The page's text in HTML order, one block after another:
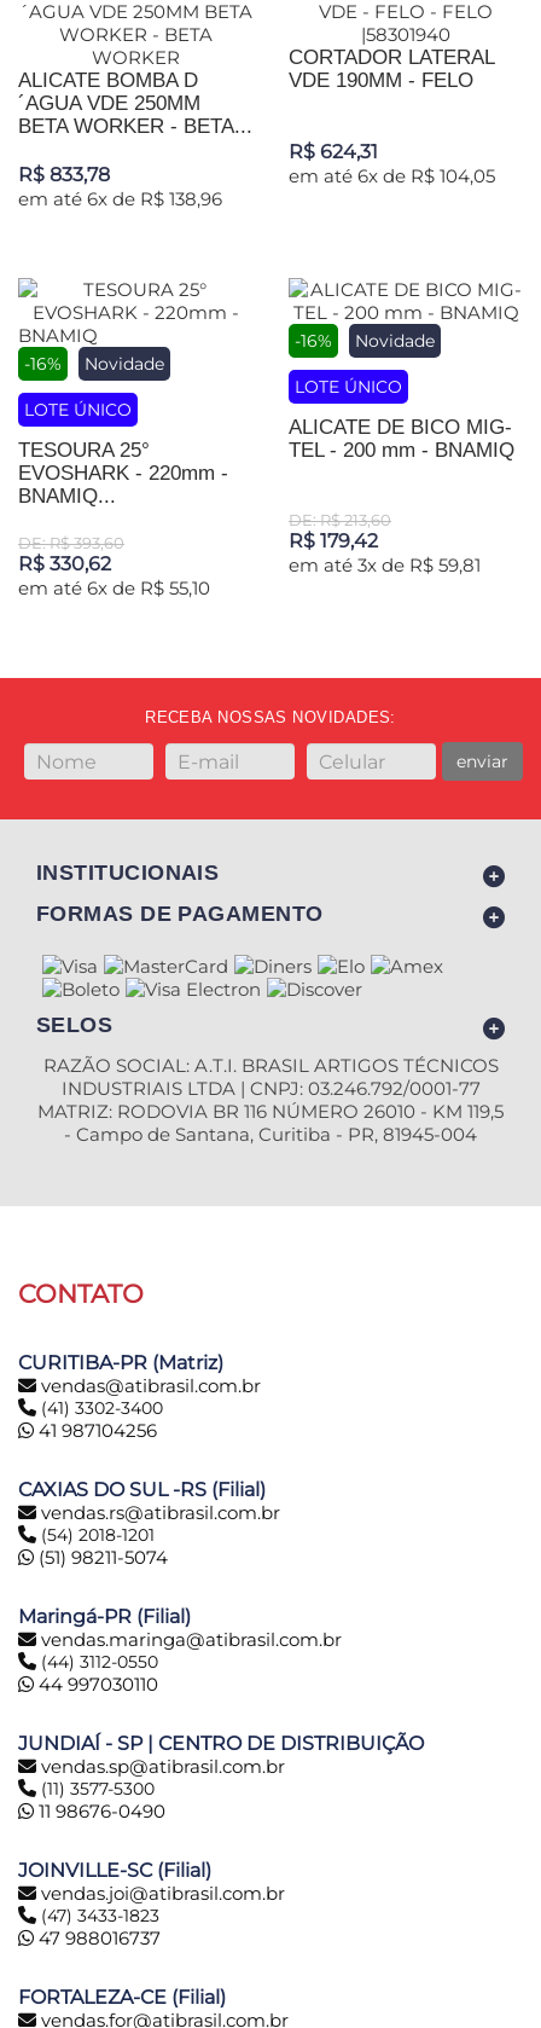
ALICATE BOMBA D
´AGUA VDE 250MM
BETA WORKER - BETA...
R$ 833,78
em até 6x de R$ 138,96
CORTADOR LATERAL
VDE 190MM - FELO
R$ 624,31
em até 6x de R$ 104,05
-16% Novidade
LOTE ÚNICO
TESOURA 25°
EVOSHARK - 220mm -
BNAMIQ...
DE: R$ 393,60
R$ 330,62
em até 6x de R$ 55,10
-16% Novidade
LOTE ÚNICO
ALICATE DE BICO MIG-
TEL - 200 mm - BNAMIQ
DE: R$ 213,60
R$ 179,42
em até 3x de R$ 59,81
RECEBA NOSSAS NOVIDADES:
enviar
INSTITUCIONAIS
FORMAS DE PAGAMENTO
SELOS
RAZÃO SOCIAL: A.T.I. BRASIL ARTIGOS TÉCNICOS
INDUSTRIAIS LTDA | CNPJ: 03.246.792/0001-77
MATRIZ: RODOVIA BR 116 NÚMERO 26010 - KM 119,5
- Campo de Santana, Curitiba - PR, 81945-004
CONTATO
CURITIBA-PR (Matriz)
vendas@atibrasil.com.br
(41) 3302-3400
41 987104256
CAXIAS DO SUL -RS (Filial)
vendas.rs@atibrasil.com.br
(54) 2018-1201
(51) 98211-5074
Maringá-PR (Filial)
vendas.maringa@atibrasil.com.br
(44) 3112-0550
44 997030110
JUNDIAÍ - SP | CENTRO DE DISTRIBUIÇÃO
vendas.sp@atibrasil.com.br
(11) 3577-5300
11 98676-0490
JOINVILLE-SC (Filial)
vendas.joi@atibrasil.com.br
(47) 3433-1823
47 988016737
FORTALEZA-CE (Filial)
vendas.for@atibrasil.com.br